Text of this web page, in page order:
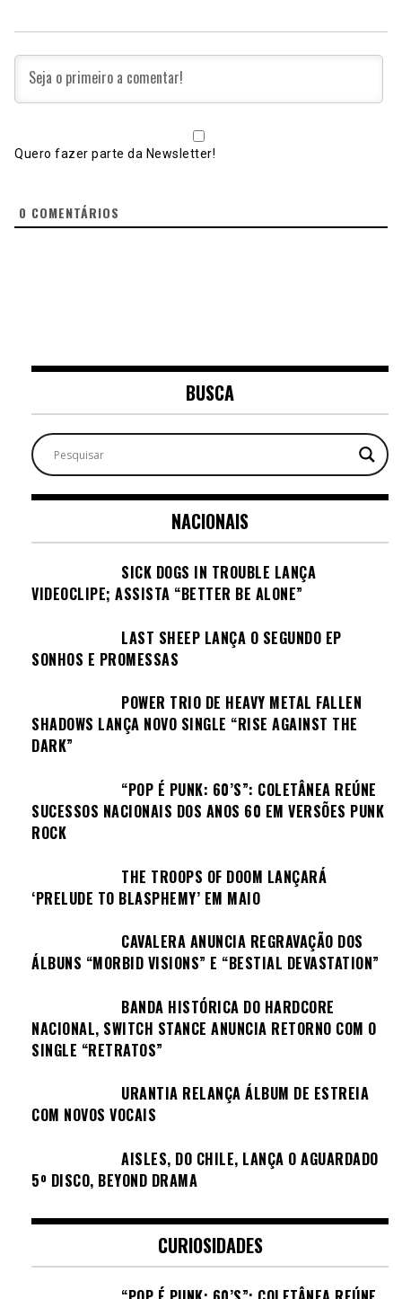
Quero fazer parte da Newsletter!
0 COMENTÁRIOS
BUSCA
NACIONAIS
SICK DOGS IN TROUBLE LANÇA
VIDEOCLIPE; ASSISTA “BETTER BE ALONE”
LAST SHEEP LANÇA O SEGUNDO EP
SONHOS E PROMESSAS
POWER TRIO DE HEAVY METAL FALLEN
SHADOWS LANÇA NOVO SINGLE “RISE AGAINST THE
DARK”
“POP É PUNK: 60’S”: COLETÂNEA REÚNE
SUCESSOS NACIONAIS DOS ANOS 60 EM VERSÕES PUNK
ROCK
THE TROOPS OF DOOM LANÇARÁ
‘PRELUDE TO BLASPHEMY’ EM MAIO
CAVALERA ANUNCIA REGRAVAÇÃO DOS
ÁLBUNS “MORBID VISIONS” E “BESTIAL DEVASTATION”
BANDA HISTÓRICA DO HARDCORE
NACIONAL, SWITCH STANCE ANUNCIA RETORNO COM O
SINGLE “RETRATOS”
URANTIA RELANÇA ÁLBUM DE ESTREIA
COM NOVOS VOCAIS
AISLES, DO CHILE, LANÇA O AGUARDADO
5º DISCO, BEYOND DRAMA
CURIOSIDADES